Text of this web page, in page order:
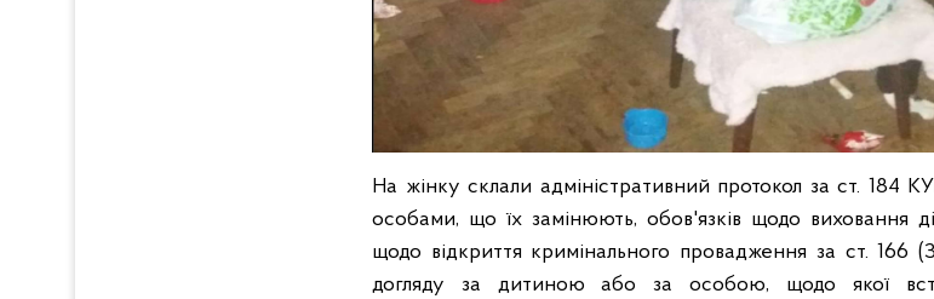
На жінку склали адміністративний протокол за ст. 184
особами, що їх замінюють, обов'язків щодо виховання
щодо відкриття кримінального провадження за ст. 166
догляду за дитиною або за особою, щодо якої